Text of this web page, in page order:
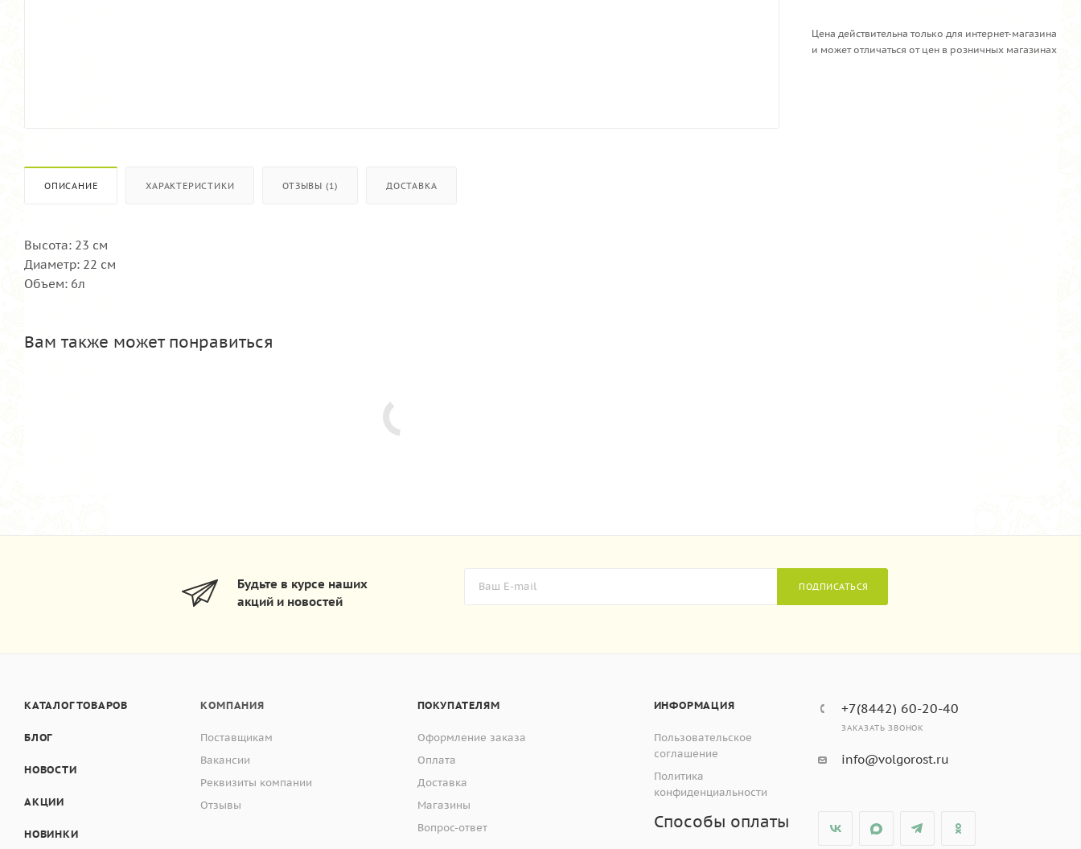
ОПИСАНИЕ ХАРАКТЕРИСТИКИ ОТЗЫВЫ (1) ДОСТАВКА
Высота: 23 см
Диаметр: 22 см
Объем: 6л
Вам также может понравиться
Цена действительна только для интернет-магазина
и может отличаться от цен в розничных магазинах
Будьте в курсе наших
акций и новостей
ПОДПИСАТЬСЯ
КАТАЛОГ ТОВАРОВ
БЛОГ
НОВОСТИ
АКЦИИ
НОВИНКИ
КОМПАНИЯ
Поставщикам
Вакансии
Реквизиты компании
Отзывы
ПОКУПАТЕЛЯМ
Оформление заказа
Оплата
Доставка
Магазины
Вопрос-ответ
ИНФОРМАЦИЯ
Пользовательское
соглашение
Политика
конфиденциальности
Способы оплаты
+7(8442) 60-20-40
ЗАКАЗАТЬ ЗВОНОК
info@volgorost.ru